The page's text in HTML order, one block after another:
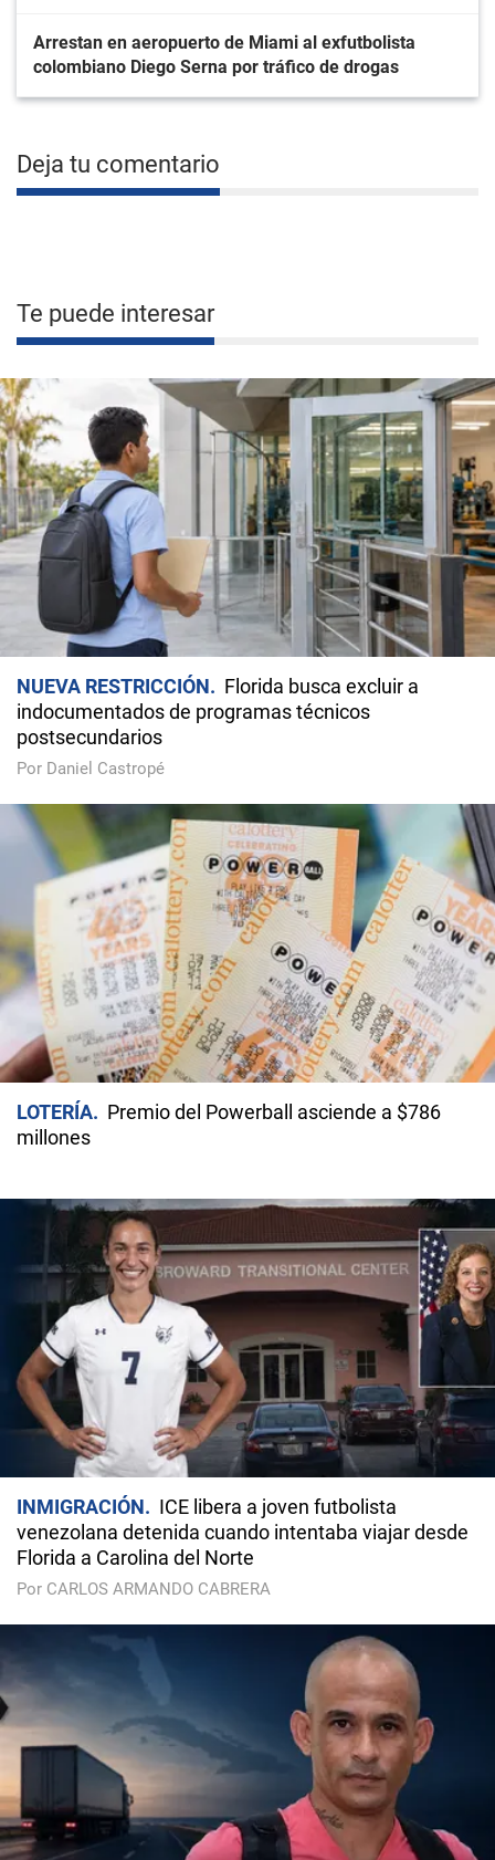
Arrestan en aeropuerto de Miami al exfutbolista
colombiano Diego Serna por tráfico de drogas
Deja tu comentario
Te puede interesar
NUEVA RESTRICCIÓN
Florida busca excluir a
indocumentados de programas técnicos
postsecundarios
Por Daniel Castropé
LOTERÍA
Premio del Powerball asciende a $786
millones
INMIGRACIÓN
ICE libera a joven futbolista
venezolana detenida cuando intentaba viajar desde
Florida a Carolina del Norte
Por CARLOS ARMANDO CABRERA